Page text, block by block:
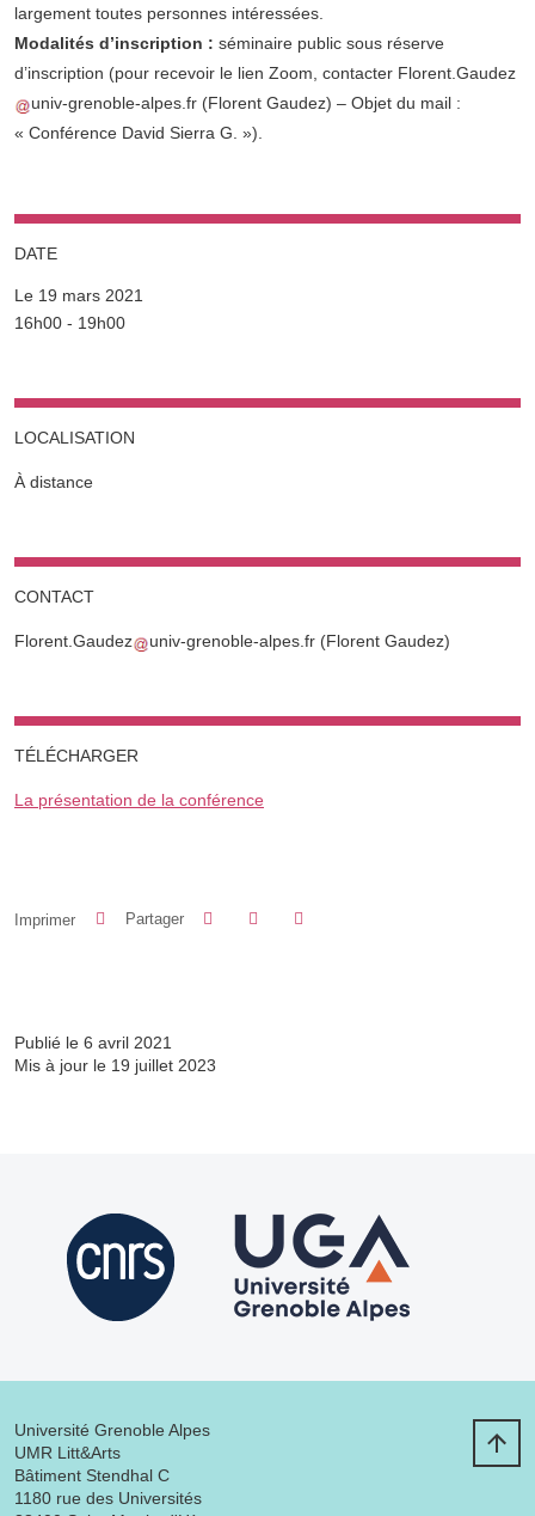
largement toutes personnes intéressées.
Modalités d’inscription : séminaire public sous réserve
d’inscription (pour recevoir le lien Zoom, contacter Florent.Gaudez
univ-grenoble-alpes.fr (Florent Gaudez) – Objet du mail :
« Conférence David Sierra G. »).
DATE
Le 19 mars 2021
Complément date
16h00 - 19h00
LOCALISATION
À distance
CONTACT
Florent.Gaudez univ-grenoble-alpes.fr (Florent Gaudez)
TÉLÉCHARGER
La présentation de la conférence
Imprimer Partager Partager sur Facebook
Partager sur LinkedIn
Publié le 6 avril 2021
Mis à jour le 19 juillet 2023
Université Grenoble Alpes
UMR Litt&Arts
Bâtiment Stendhal C
1180 rue des Universités